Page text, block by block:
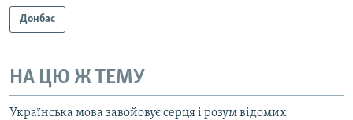
Донбас
НА ЦЮ Ж ТЕМУ
Українська мова завойовує серця і розум відомих